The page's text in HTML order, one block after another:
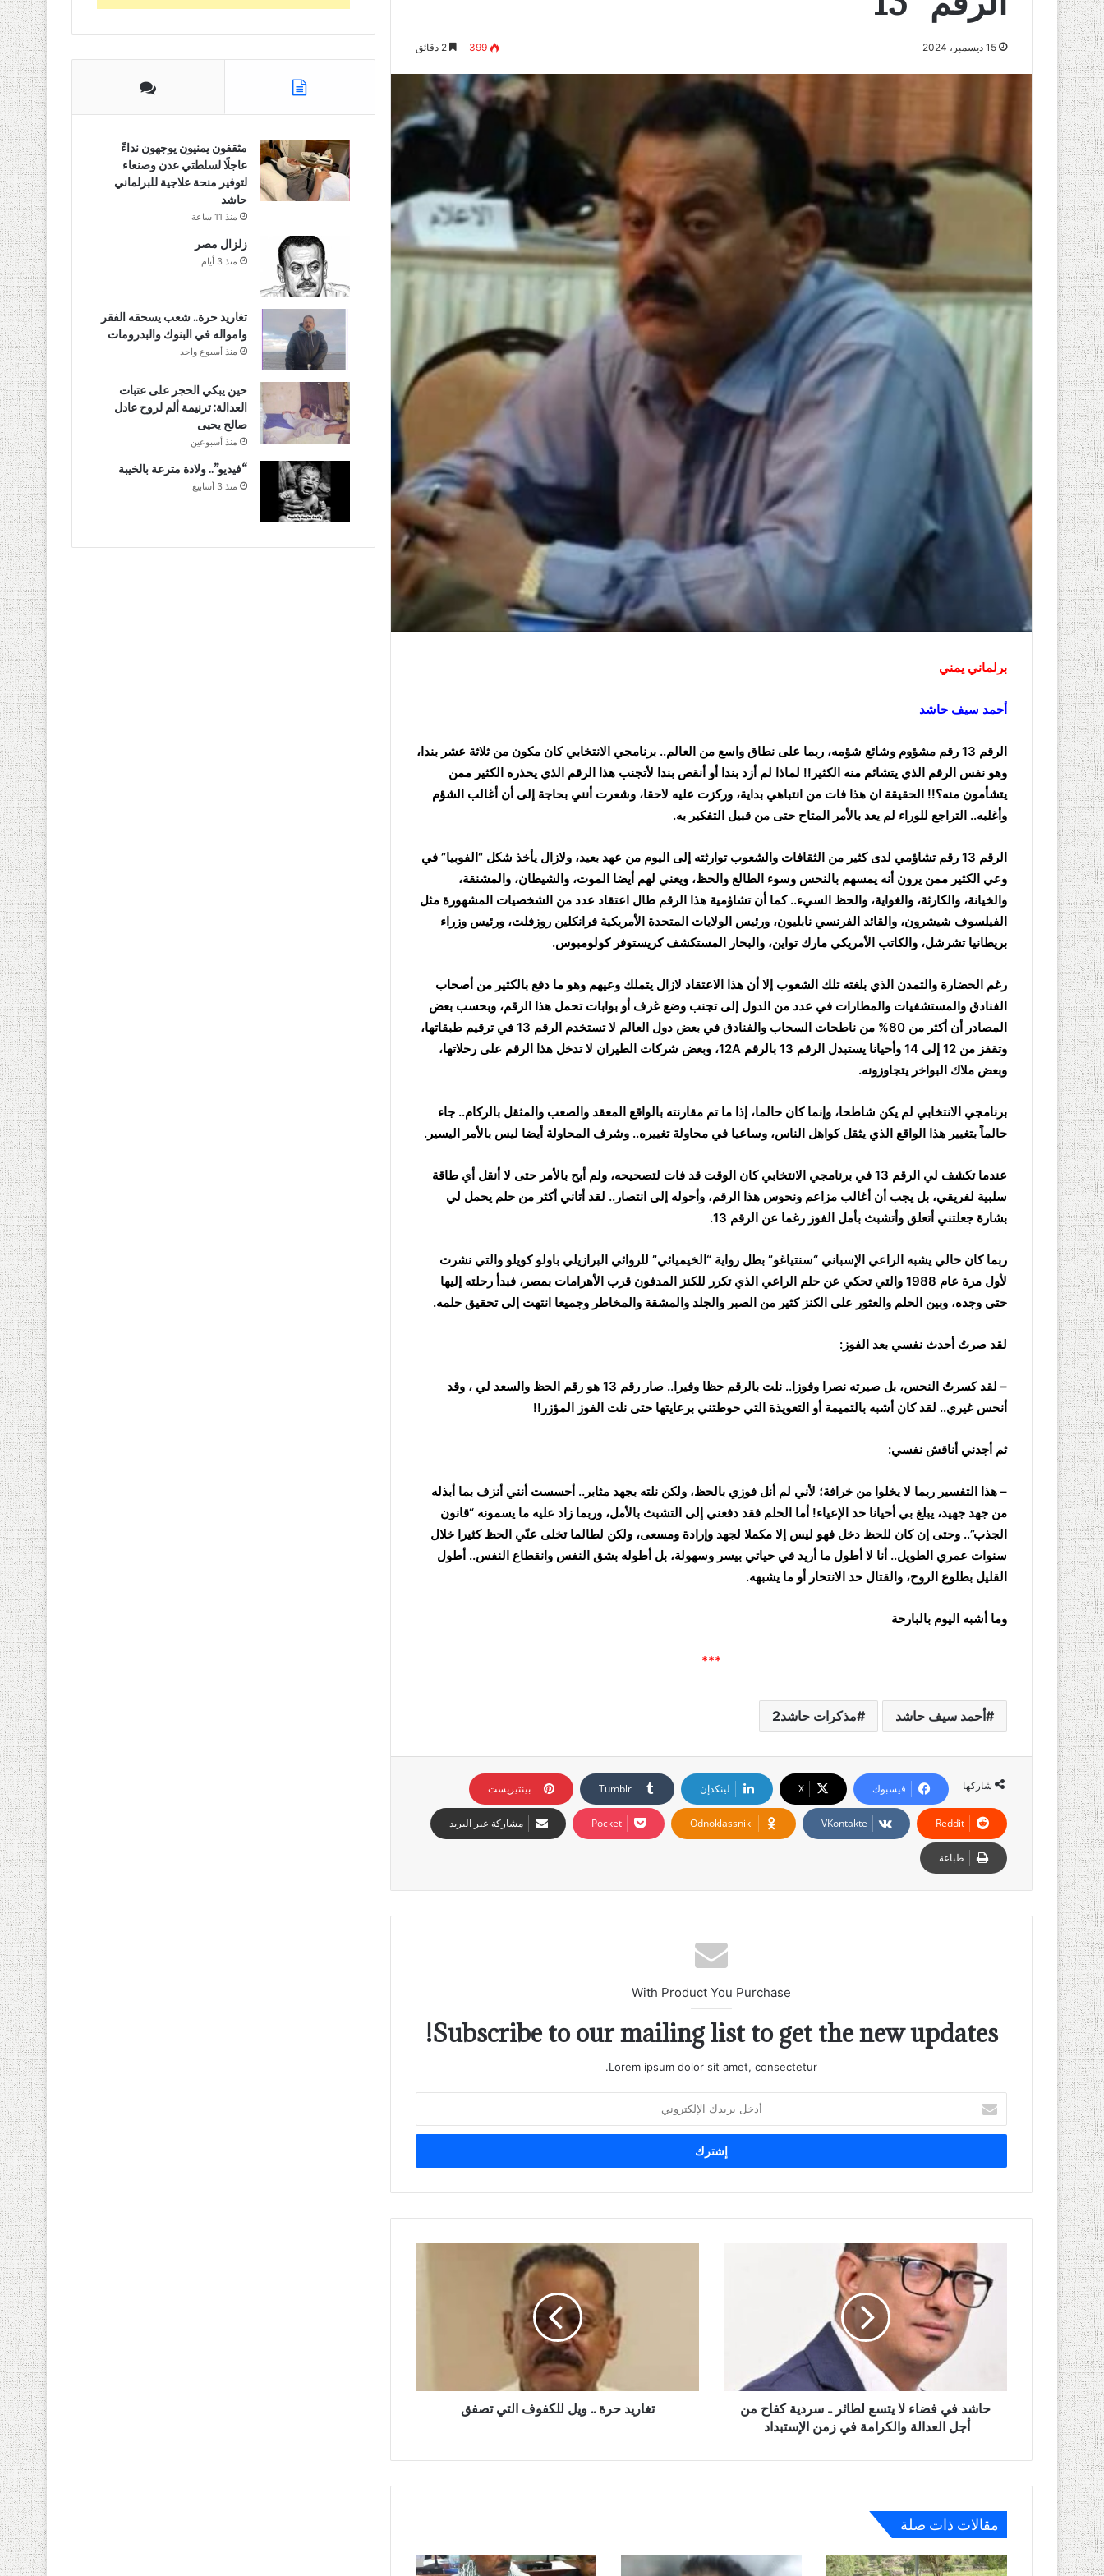
15 ديسمبر، 2024 399
برلماني يمني
أحمد سيف حاشد
الرقم 13 رقم مشؤوم وشائع شؤمه، ربما على نطاق واسع من العالم.. برنامجي الانتخابي كان مكون من ثلاثة عشر بندا،
وهو نفس الرقم الذي يتشائم منه الكثير!! لماذا لم أزد بندا أو أنقص بندا لأتجنب هذا الرقم الذي يحذره الكثير ممن
يتشأمون منه؟!! الحقيقة ان هذا فات من انتباهي بداية، وركزت عليه لاحقا، وشعرت أنني بحاجة إلى أن أغالب الشؤم
وأغلبه.. التراجع للوراء لم يعد بالأمر المتاح حتى من قبيل التفكير به.
الرقم 13 رقم تشاؤمي لدى كثير من الثقافات والشعوب توارثته إلى اليوم من عهد بعيد، ولازال يأخذ شكل “الفوبيا” في
وعي الكثير ممن يرون أنه يمسهم بالنحس وسوء الطالع والحظ، ويعني لهم أيضا الموت، والشيطان، والمشنقة،
والخيانة، والكارثة، والغواية، والحظ السيء.. كما أن تشاؤمية هذا الرقم طال اعتقاد عدد من الشخصيات المشهورة مثل
الفيلسوف شيشرون، والقائد الفرنسي نابليون، ورئيس الولايات المتحدة الأمريكية فرانكلين روزفلت، ورئيس وزراء
بريطانيا تشرشل، والكاتب الأمريكي مارك تواين، والبحار المستكشف كريستوفر كولومبوس.
رغم الحضارة والتمدن الذي بلغته تلك الشعوب إلا أن هذا الاعتقاد لازال يتملك وعيهم وهو ما دفع بالكثير من أصحاب
الفنادق والمستشفيات والمطارات في عدد من الدول إلى تجنب وضع غرف أو بوابات تحمل هذا الرقم، وبحسب بعض
المصادر أن أكثر من 80% من ناطحات السحاب والفنادق في بعض دول العالم لا تستخدم الرقم 13 في ترقيم طبقاتها،
وتقفز من 12 إلى 14 وأحيانا يستبدل الرقم 13 بالرقم 12A، وبعض شركات الطيران لا تدخل هذا الرقم على رحلاتها،
وبعض ملاك البواخر يتجاوزونه.
برنامجي الانتخابي لم يكن شاطحا، وإنما كان حالما، إذا ما تم مقارنته بالواقع المعقد والصعب والمثقل بالركام.. جاء
حالماً بتغيير هذا الواقع الذي يثقل كواهل الناس، وساعيا في محاولة تغييره.. وشرف المحاولة أيضا ليس بالأمر اليسير.
عندما تكشف لي الرقم 13 في برنامجي الانتخابي كان الوقت قد فات لتصحيحه، ولم أبح بالأمر حتى لا أنقل أي طاقة
سلبية لفريقي، بل يجب أن أغالب مزاعم ونحوس هذا الرقم، وأحوله إلى انتصار.. لقد أتاني أكثر من حلم يحمل لي
بشارة جعلتني أتعلق وأتشبث بأمل الفوز رغما عن الرقم 13.
ربما كان حالي يشبه الراعي الإسباني “سنتياغو” بطل رواية “الخيميائي” للروائي البرازيلي باولو كويلو والتي نشرت
لأول مرة عام 1988 والتي تحكي عن حلم الراعي الذي تكرر للكنز المدفون قرب الأهرامات بمصر، فبدأ رحلته إليها
حتى وجده، وبين الحلم والعثور على الكنز كثير من الصبر والجلد والمشقة والمخاطر وجميعا انتهت إلى تحقيق حلمه.
لقد صرتُ أحدث نفسي بعد الفوز:
– لقد كسرتُ النحس، بل صيرته نصرا وفوزا.. نلت بالرقم حظا وفيرا.. صار رقم 13 هو رقم الحظ والسعد لي ، وقد
أنحس غيري.. لقد كان أشبه بالتميمة أو التعويذة التي حوطتني برعايتها حتى نلت الفوز المؤزر!!
ثم أجدني أناقش نفسي:
– هذا التفسير ربما لا يخلوا من خرافة؛ لأني لم أنل فوزي بالحظ، ولكن نلته بجهد مثابر.. أحسست أنني أنزف بما أبذله
من جهد جهيد، يبلغ بي أحيانا حد الإعياء! أما الحلم فقد دفعني إلى التشبث بالأمل، وربما زاد عليه ما يسمونه “قانون
الجذب”.. وحتى إن كان للحظ دخل فهو ليس إلا مكملا لجهد وإرادة ومسعى، ولكن لطالما تخلى عنّي الحظ كثيرا خلال
سنوات عمري الطويل.. أنا لا أطول ما أريد في حياتي بيسر وسهولة، بل أطوله بشق النفس وانقطاع النفس.. أطول
القليل بطلوع الروح، والقتال حد الانتحار أو ما يشبهه.
وما أشبه اليوم بالبارحة
***
أحمد سيف حاشد مذكرات حاشد2
شاركها فيسبوك ‫X لينكدإن بينتيريست
Odnoklassniki
‫Pocket مشاركة عبر البريد
طباعة
With Product You Purchase
Subscribe to our mailing list to get the new updates!
Lorem ipsum dolor sit amet, consectetur.
بريدك
الإلكتروني
فضاء
كفاح
والكرامة
الإستبداد
حاشد في فضاء لا يتسع لطائر .. سردية كفاح من
أجل العدالة والكرامة في زمن الإستبداد
تغاريد حرة .. ويل للكفوف التي تصفق
مقالات ذات صلة
مثقفون يمنيون يوجهون نداءً
عاجلًا لسلطتي عدن وصنعاء
لتوفير منحة علاجية للبرلماني
حاشد
منذ 11 ساعة
زلزال مصر
منذ 3 أيام
تغاريد حرة.. شعب يسحقه الفقر
وامواله في البنوك والبدرومات
منذ أسبوع واحد
حين يبكي الحجر على عتبات
العدالة: ترنيمة ألم لروح عادل
صالح يحيى
منذ أسبوعين
“فيديو”.. ولادة مترعة بالخيبة
منذ 3 أسابيع